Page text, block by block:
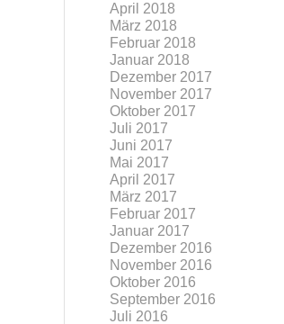
April 2018
März 2018
Februar 2018
Januar 2018
Dezember 2017
November 2017
Oktober 2017
Juli 2017
Juni 2017
Mai 2017
April 2017
März 2017
Februar 2017
Januar 2017
Dezember 2016
November 2016
Oktober 2016
September 2016
Juli 2016